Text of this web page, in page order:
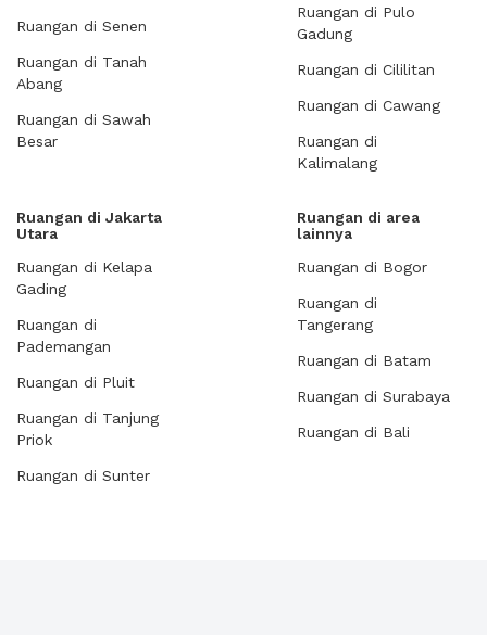
Ruangan di Senen
Ruangan di Tanah
Abang
Ruangan di Sawah
Besar
Ruangan di Pulo
Gadung
Ruangan di Cililitan
Ruangan di Cawang
Ruangan di
Kalimalang
Ruangan di Jakarta
Utara
Ruangan di Kelapa
Gading
Ruangan di
Pademangan
Ruangan di Pluit
Ruangan di Tanjung
Priok
Ruangan di Sunter
Ruangan di area
lainnya
Ruangan di Bogor
Ruangan di
Tangerang
Ruangan di Batam
Ruangan di Surabaya
Ruangan di Bali